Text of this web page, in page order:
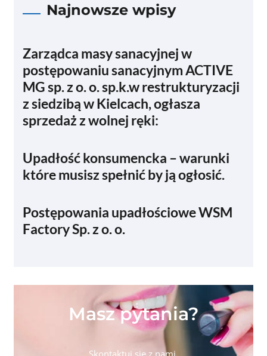
Najnowsze wpisy
Zarządca masy sanacyjnej w
postępowaniu sanacyjnym ACTIVE
MG sp. z o. o. sp.k.w restrukturyzacji
z siedzibą w Kielcach, ogłasza
sprzedaż z wolnej ręki:
Upadłość konsumencka – warunki
które musisz spełnić by ją ogłosić.
Postępowania upadłościowe WSM
Factory Sp. z o. o.
Masz pytania?
Skontaktuj się z nami.